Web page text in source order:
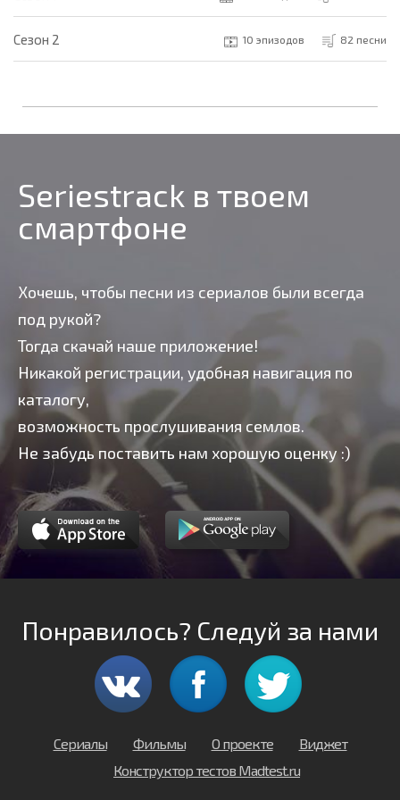
Cезон 2 10 эпизодов 82 песни
Seriestrack в твоем
смартфоне
Хочешь, чтобы песни из сериалов были всегда
под рукой?
Тогда скачай наше приложение!
Никакой регистрации, удобная навигация по
каталогу,
возможность прослушивания семлов.
Не забудь поставить нам хорошую оценку :)
Понравилось? Следуй за нами
Сериалы Фильмы О проекте
Виджет
Конструктор тестов Madtest.ru